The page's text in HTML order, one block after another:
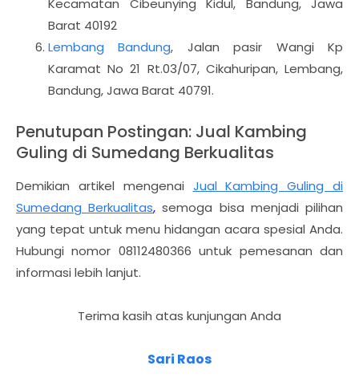
Kecamatan Cibeunying Kidul, Bandung, Jawa
Barat 40192
Lembang Bandung, Jalan pasir Wangi Kp
Karamat No 21 Rt.03/07, Cikahuripan, Lembang,
Bandung, Jawa Barat 40791.
Penutupan Postingan: Jual Kambing
Guling di Sumedang Berkualitas
Demikian artikel mengenai Jual Kambing Guling di
Sumedang Berkualitas, semoga bisa menjadi pilihan
yang tepat untuk menu hidangan acara spesial Anda.
Hubungi nomor 08112480366 untuk pemesanan dan
informasi lebih lanjut.
Terima kasih atas kunjungan Anda
Sari Raos